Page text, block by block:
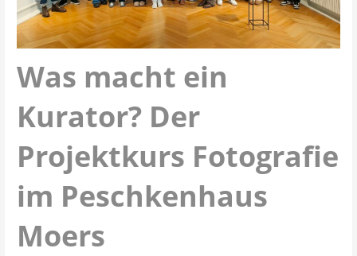
Was macht ein
Kurator? Der
Projektkurs Fotografie
im Peschkenhaus
Moers